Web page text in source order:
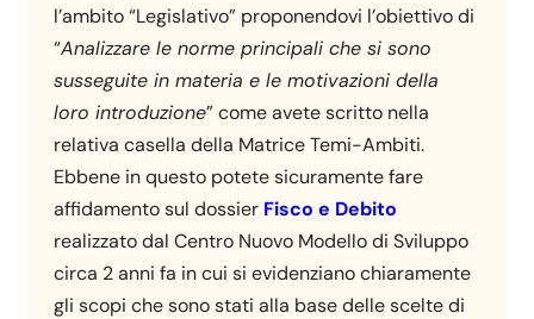
l’ambito “Legislativo” proponendovi l’obiettivo di
“Analizzare le norme principali che si sono
susseguite in materia e le motivazioni della
loro introduzione” come avete scritto nella
relativa casella della Matrice Temi-Ambiti.
Ebbene in questo potete sicuramente fare
affidamento sul dossier Fisco e Debito
realizzato dal Centro Nuovo Modello di Sviluppo
circa 2 anni fa in cui si evidenziano chiaramente
gli scopi che sono stati alla base delle scelte di